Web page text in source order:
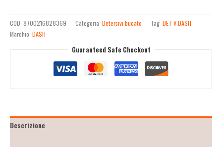
COD: 8700216828369 Categoria: Detersivi bucato Tag: DET V DASH
Marchio: DASH
Guaranteed Safe Checkout
Descrizione